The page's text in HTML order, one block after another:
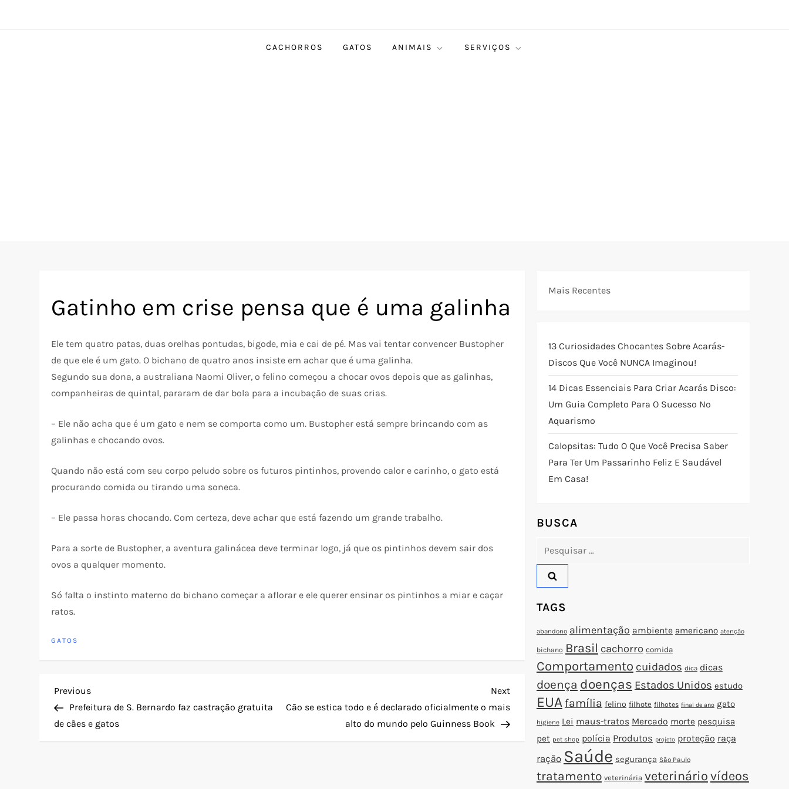
CACHORROS GATOS ANIMAIS SERVIÇOS
Gatinho em crise pensa que é uma galinha
Ele tem quatro patas, duas orelhas pontudas, bigode, mia e cai de pé. Mas vai tentar convencer Bustopher
de que ele é um gato. O bichano de quatro anos insiste em achar que é uma galinha.
Segundo sua dona, a australiana Naomi Oliver, o felino começou a chocar ovos depois que as galinhas,
companheiras de quintal, pararam de dar bola para a incubação de suas crias.
– Ele não acha que é um gato e nem se comporta como um. Bustopher está sempre brincando com as
galinhas e chocando ovos.
Quando não está com seu corpo peludo sobre os futuros pintinhos, provendo calor e carinho, o gato está
procurando comida ou tirando uma soneca.
– Ele passa horas chocando. Com certeza, deve achar que está fazendo um grande trabalho.
Para a sorte de Bustopher, a aventura galinácea deve terminar logo, já que os pintinhos devem sair dos
ovos a qualquer momento.
Só falta o instinto materno do bichano começar a aflorar e ele querer ensinar os pintinhos a miar e caçar
ratos.
GATOS
N
a
Previous
Post
Previous
Prefeitura de S. Bernardo faz castração gratuita
de cães e gatos
Next
Post
Next
Cão se estica todo e é declarado oficialmente o mais
alto do mundo pelo Guinness Book
Mais Recentes
13 Curiosidades Chocantes Sobre Acarás-
Discos Que Você NUNCA Imaginou!
14 Dicas Essenciais Para Criar Acarás Disco:
Um Guia Completo Para O Sucesso No
Aquarismo
Calopsitas: Tudo O Que Você Precisa Saber
Para Ter Um Passarinho Feliz E Saudável
Em Casa!
BUSCA
Pesquisar
TAGS
abandono alimentação ambiente americano atenção
bichano Brasil cachorro comida
Comportamento cuidados dica dicas
doença doenças Estados Unidos estudo
EUA família felino filhote filhotes final de ano gato
higiene Lei maus-tratos Mercado morte pesquisa
pet pet shop polícia Produtos projeto proteção raça
ração Saúde segurança São Paulo
tratamento veterinária veterináriovídeos